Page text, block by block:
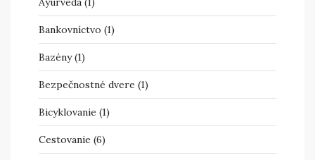
Bankovníctvo (1)
Bazény(1)
Bezpečnostné dvere (1)
Bicyklovanie (1)
Cestovanie (6)